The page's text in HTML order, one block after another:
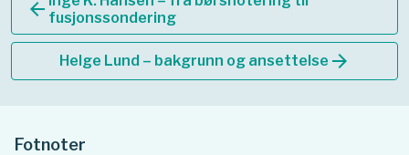
arrow_back fusjonssondering
Helge Lund – bakgrunn og ansettelse arrow_forward
Fotnoter